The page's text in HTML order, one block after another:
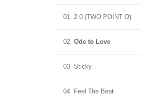
01 2.0 (TWO POINT O)
02 Ode to Love
03 Sticky
04 Feel The Beat